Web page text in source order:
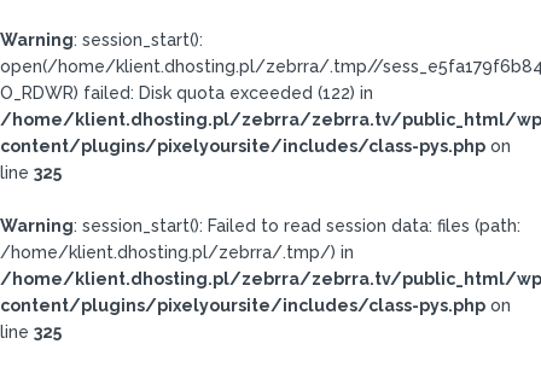
Warning: session_start():
open(/home/klient.dhosting.pl/zebrra/.tmp//
O_RDWR) failed: Disk quota exceeded (122) in
/home/klient.dhosting.pl/zebrra/zebrra.tv/public_html/
content/plugins/pixelyoursite/includes/class-pys.php on
line 325
Warning: session_start(): Failed to read session data: files (path:
/home/klient.dhosting.pl/zebrra/.tmp/) in
/home/klient.dhosting.pl/zebrra/zebrra.tv/public_html/
content/plugins/pixelyoursite/includes/class-pys.php on
line 325